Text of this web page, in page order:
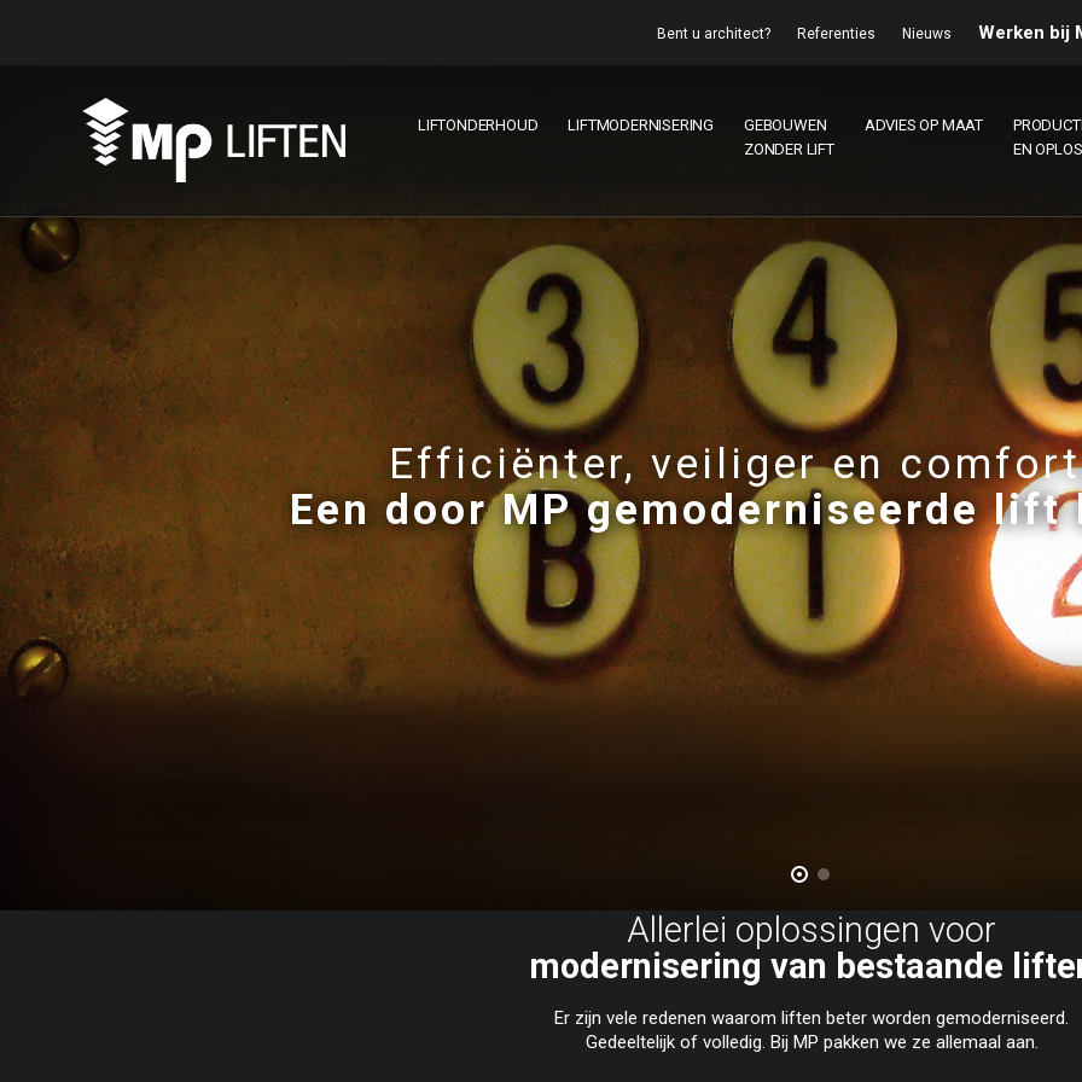
Bent u architect? Referenties Nieuws Werken bij
LIFTONDERHOUD LIFTMODERNISERING
GEBOUWEN
ZONDER LIFT
ADVIES OP MAAT
EN
Efficiënter, veiliger en
Een door MP gemoderniseerde lift
Allerlei oplossingen voor
modernisering van bestaande
Er zijn vele redenen waarom liften beter worden gemoderniseerd.
Gedeeltelijk of volledig. Bij MP pakken we ze allemaal aan.